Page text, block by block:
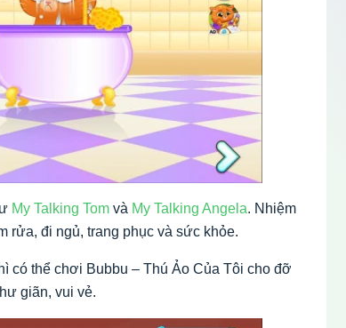
My Talking Tom và My Talking Angela. Nhiệm
rửa, đi ngủ, trang phục và sức khỏe.
có thể chơi Bubbu – Thú Ảo Của Tôi cho đỡ
giãn, vui vẻ.